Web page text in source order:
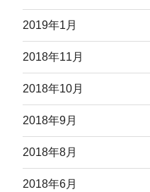
2019年1月
2018年11月
2018年10月
2018年9月
2018年8月
2018年6月